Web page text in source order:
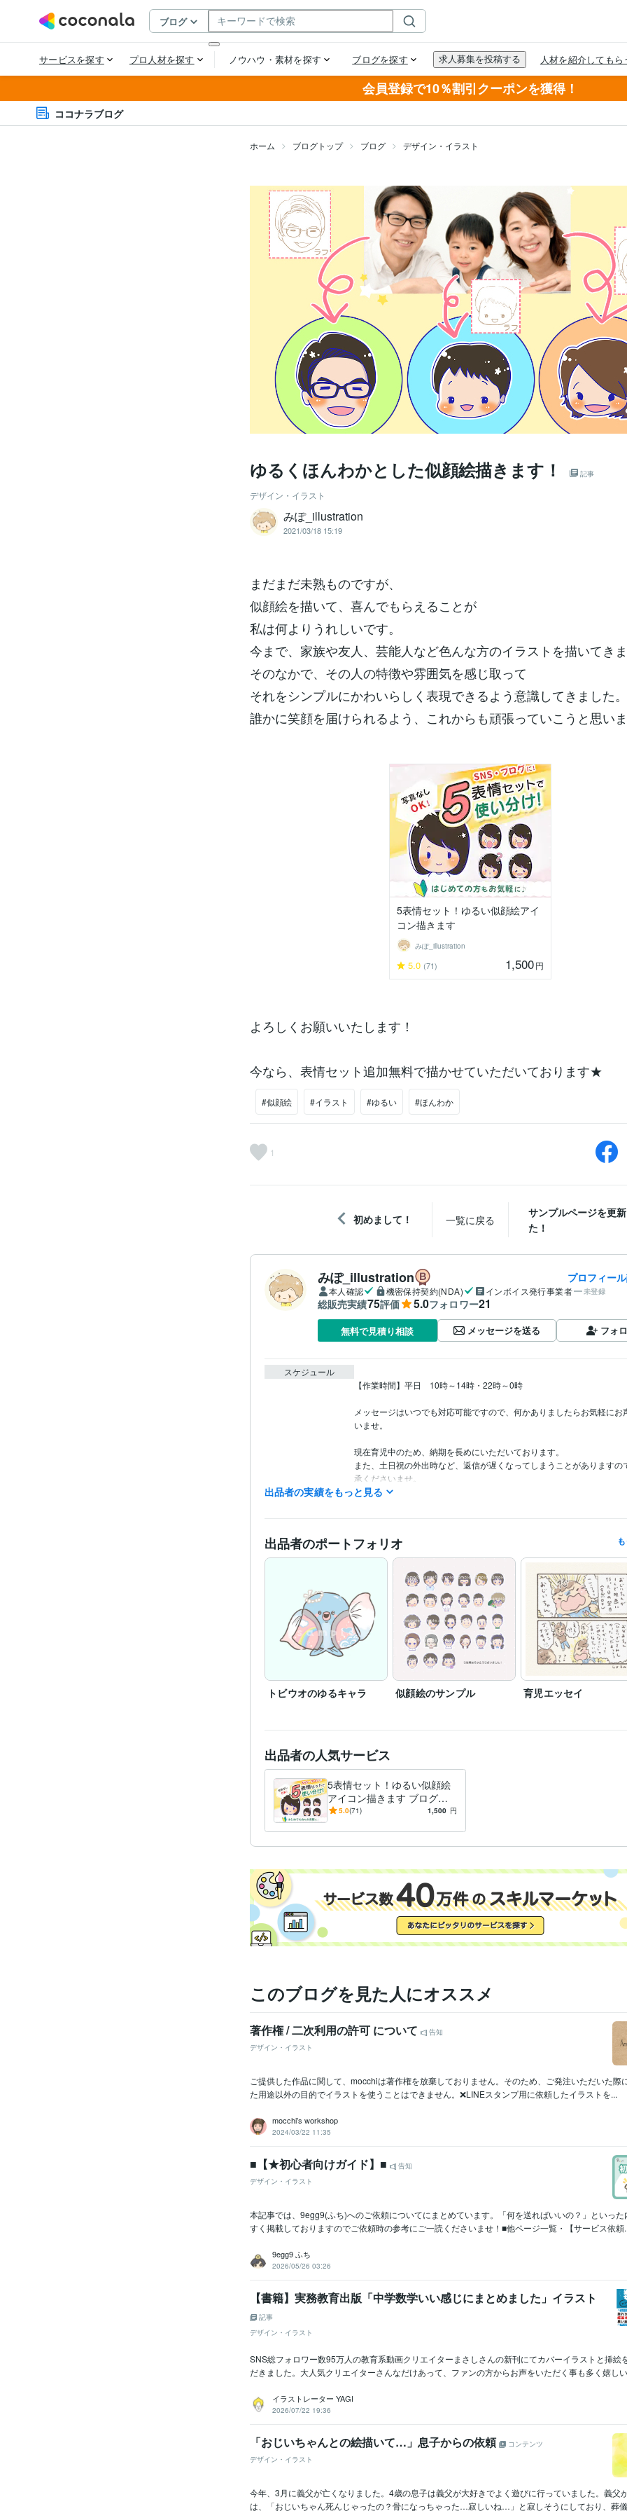
会員登録で10％割引クーポンを獲得！
ココナラブログ
ホーム ブログトップ ブログ デザイン・イラスト
ゆるくほんわかとした似顔絵描きます！ 記事
デザイン・イラスト
みぽ_illustration
2021/03/18 15:19
まだまだ未熟ものですが、
似顔絵を描いて、喜んでもらえることが
私は何よりうれしいです。
今まで、家族や友人、芸能人など色んな方のイラストを描いてき
そのなかで、その人の特徴や雰囲気を感じ取って
それをシンプルにかわいらしく表現できるよう意識してきました。
誰かに笑顔を届けられるよう、これからも頑張っていこうと思い
5表情セット！ゆるい似顔絵アイ
コン描きます
みぽ_illustration
5.0 (71) 1,500円
よろしくお願いいたします！
今なら、表情セット追加無料で描かせていただいております★
#似顔絵 #イラスト #ゆるい #ほんわか
1
初めまして！ 一覧に戻る
サンプルページを更
た！
みぽ_illustration プロフィー
本人確認 機密保持契約(NDA) インボイス発行事業者 未登録
総販売実績75評価 5.0フォロワー21
無料で見積り相談 メッセージを送る フォ
スケジュール
【作業時間】平日　10時～14時・22時～0時
メッセージはいつでも対応可能ですので、何かありましたらお気軽にお
いませ。
現在育児中のため、納期を長めにいただいております。
また、土日祝の外出時など、返信が遅くなってしまうことがありますの
承くださいませ。
などいらっしゃいましたら、事前にお申し付けください。
どうぞよろしくお願いいたします。
デザイナー / その他デザイナー 経験年数 : 8年
受賞歴 絵本の登場キャラクターやさしいおばけコンテスト　入賞 夜な夜な
ト　キャラプロ　最終選考ノミネート
資格・検定 普通自動車第一種運転免許 取得年 : 2008年
日本漢字能力検定2級 取得年 : 2007年
取得年 : 2008年
ビジネス・クリエイ
ティブツール
STUDIO:1年Excel:3年Google サイト:5年 freee:2年ChatGPT:0年
Adobe Photoshop:15年Adobe Premiere Pro:2年Adobe Illustrator:5
柔らかいタッチのイラスト、似顔絵 写真
り抜き
テレビ業界、
グラフィックデザイン
テレビ業界 出版
出品者の実績をもっと見る
出品者のポートフォリオ
トビウオのゆるキャラ 似顔絵のサンプル 育児エッセイ
出品者の人気サービス
5表情セット！ゆるい似顔絵
アイコン描きます ブログ・S
NSのアイコンに♪写真なしO
5.0(71) 1,500 円
このブログを見た人にオススメ
著作権 / 二次利用の許可 について
告知
デザイン・イラスト
ご提供した作品に関して、mocchiは著作権を放棄しておりません。そのため、ご発注いただいた際
た用途以外の目的でイラストを使うことはできません。❌LINEスタンプ用に依頼したイラストを...
mocchi’s workshop
2024/03/22 11:35
■【★初心者向けガイド】■
告知
デザイン・イラスト
本記事では、9egg9(ふち)へのご依頼についてにまとめています。「何を送ればいいの？」といっ
すく掲載しておりますのでご依頼時の参考にご一読くださいませ！■他ページ一覧・【サービス依頼
9egg9 ふち
2026/05/26 03:26
【書籍】実務教育出版「中学数学いい感じにまとめました」イラスト
記事
デザイン・イラスト
SNS総フォロワー数95万人の教育系動画クリエイターまさしさんの新刊にてカバーイラストと挿絵
だきました。大人気クリエイターさんなだけあって、ファンの方からお声をいただく事も多く嬉し
イラストレーター YAGI
2026/07/22 19:36
「おじいちゃんとの絵描いて…」息子からの依頼
コンテンツ
デザイン・イラスト
今年、3月に義父が亡くなりました。4歳の息子は義父が大好きでよく遊びに行っていました。義父
は、「おじいちゃん死んじゃったの？骨になっちゃった…寂しいね…」と寂しそうにしており、葬